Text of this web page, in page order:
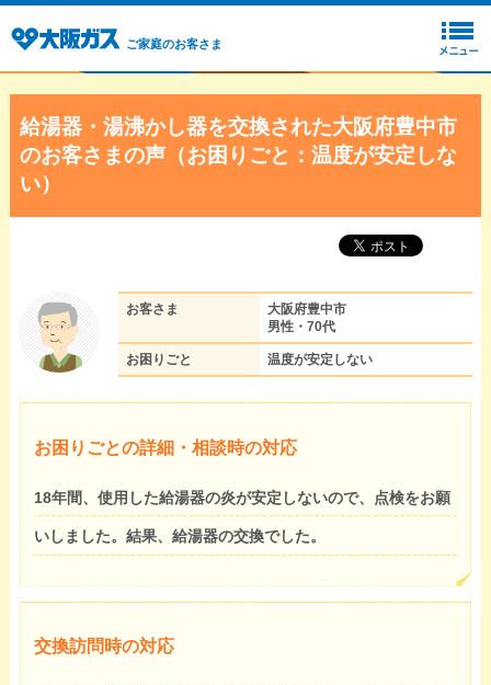
ご家庭のお客さま
給湯器・湯沸かし器を交換された大阪府豊中市
のお客さまの声（お困りごと：温度が安定しな
い）
お客さま
大阪府豊中市
男性・70代
お困りごと 温度が安定しない
お困りごとの詳細・相談時の対応
18年間、使用した給湯器の炎が安定しないので、点検をお願
いしました。結果、給湯器の交換でした。
交換訪問時の対応